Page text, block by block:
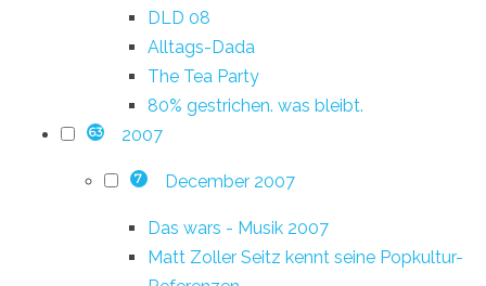
DLD 08
Alltags-Dada
The Tea Party
80% gestrichen. was bleibt.
63 2007
7 December 2007
Das wars - Musik 2007
Matt Zoller Seitz kennt seine Popkultur-